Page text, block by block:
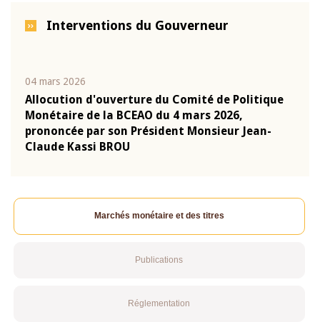
Interventions du Gouverneur
04 mars 2026
Allocution d'ouverture du Comité de Politique
Monétaire de la BCEAO du 4 mars 2026,
prononcée par son Président Monsieur Jean-
Claude Kassi BROU
Marchés monétaire et des titres
Publications
Réglementation